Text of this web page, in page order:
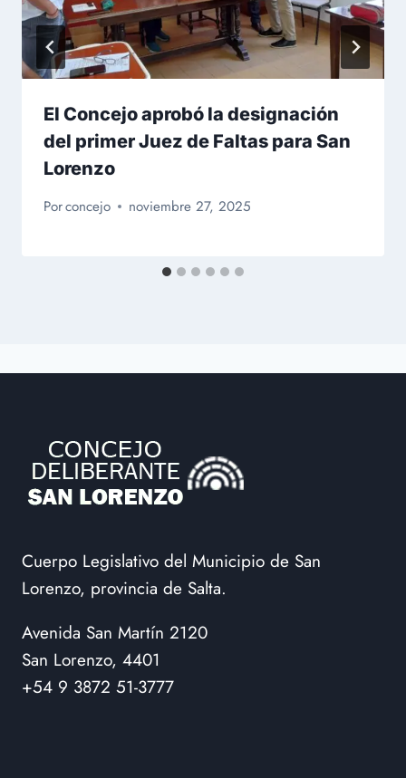
El Concejo aprobó la designación
del primer Juez de Faltas para San
Lorenzo
Porconcejo noviembre 27, 2025
Cuerpo Legislativo del Municipio de San
Lorenzo, provincia de Salta.
Avenida San Martín 2120
San Lorenzo, 4401
+54 9 3872 51-3777